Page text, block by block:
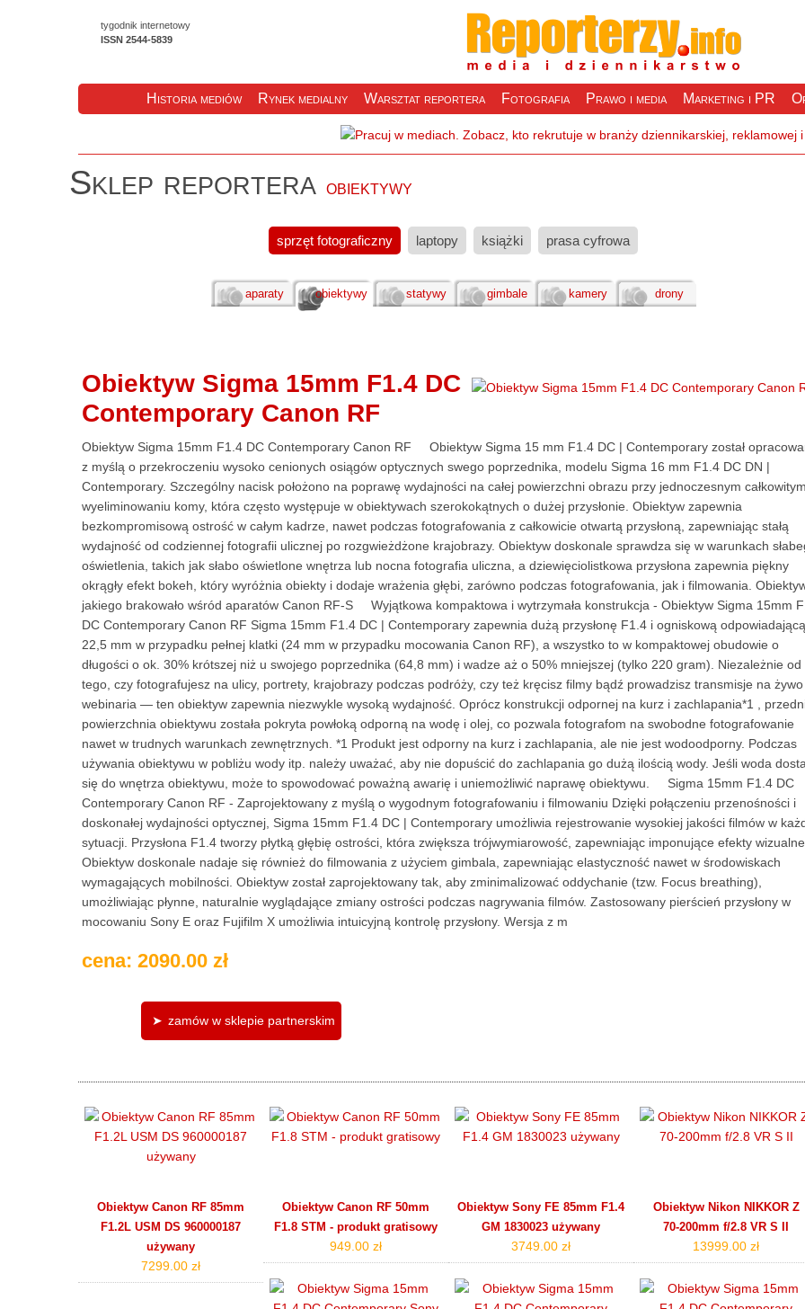
Historia mediów Rynek medialny Warsztat reportera Fotografia Prawo i media Marketing i PR
tygodnik internetowy
ISSN 2544-5839
Sklep reportera obiektywy
sprzęt fotograficzny laptopy książki prasa cyfrowa
aparaty obiektywy statywy gimbale kamery drony
Obiektyw Sigma 15mm F1.4 DC
Contemporary Canon RF
Obiektyw Sigma 15mm F1.4 DC Contemporary Canon RF Obiektyw Sigma 15 mm F1.4 DC | Contemporary został
z myślą o przekroczeniu wysoko cenionych osiągów optycznych swego poprzednika, modelu Sigma 16 mm F1.4 DC DN |
Contemporary. Szczególny nacisk położono na poprawę wydajności na całej powierzchni obrazu przy jednoczesnym całkowitym
wyeliminowaniu komy, która często występuje w obiektywach szerokokątnych o dużej przysłonie. Obiektyw zapewnia
bezkompromisową ostrość w całym kadrze, nawet podczas fotografowania z całkowicie otwartą przysłoną, zapewniając stałą
wydajność od codziennej fotografii ulicznej po rozgwieżdżone krajobrazy. Obiektyw doskonale sprawdza się w warunkach
oświetlenia, takich jak słabo oświetlone wnętrza lub nocna fotografia uliczna, a dziewięciolistkowa przysłona zapewnia piękny
okrągły efekt bokeh, który wyróżnia obiekty i dodaje wrażenia głębi, zarówno podczas fotografowania, jak i filmowania.
jakiego brakowało wśród aparatów Canon RF-S Wyjątkowa kompaktowa i wytrzymała konstrukcja - Obiektyw Sigma 15mm
DC Contemporary Canon RF Sigma 15mm F1.4 DC | Contemporary zapewnia dużą przysłonę F1.4 i ogniskową odpowiadającą
22,5 mm w przypadku pełnej klatki (24 mm w przypadku mocowania Canon RF), a wszystko to w kompaktowej obudowie o
długości o ok. 30% krótszej niż u swojego poprzednika (64,8 mm) i wadze aż o 50% mniejszej (tylko 220 gram). Niezależnie od
tego, czy fotografujesz na ulicy, portrety, krajobrazy podczas podróży, czy też kręcisz filmy bądź prowadzisz transmisje na
webinaria — ten obiektyw zapewnia niezwykle wysoką wydajność. Oprócz konstrukcji odpornej na kurz i zachlapania*1 ,
powierzchnia obiektywu została pokryta powłoką odporną na wodę i olej, co pozwala fotografom na swobodne fotografowanie
nawet w trudnych warunkach zewnętrznych. *1 Produkt jest odporny na kurz i zachlapania, ale nie jest wodoodporny. Podczas
używania obiektywu w pobliżu wody itp. należy uważać, aby nie dopuścić do zachlapania go dużą ilością wody. Jeśli woda
się do wnętrza obiektywu, może to spowodować poważną awarię i uniemożliwić naprawę obiektywu. Sigma 15mm F1.4 DC
Contemporary Canon RF - Zaprojektowany z myślą o wygodnym fotografowaniu i filmowaniu Dzięki połączeniu przenośności i
doskonałej wydajności optycznej, Sigma 15mm F1.4 DC | Contemporary umożliwia rejestrowanie wysokiej jakości filmów w
sytuacji. Przysłona F1.4 tworzy płytką głębię ostrości, która zwiększa trójwymiarowość, zapewniając imponujące efekty wizualne.
Obiektyw doskonale nadaje się również do filmowania z użyciem gimbala, zapewniając elastyczność nawet w środowiskach
wymagających mobilności. Obiektyw został zaprojektowany tak, aby zminimalizować oddychanie (tzw. Focus breathing),
umożliwiając płynne, naturalnie wyglądające zmiany ostrości podczas nagrywania filmów. Zastosowany pierścień przysłony w
mocowaniu Sony E oraz Fujifilm X umożliwia intuicyjną kontrolę przysłony. Wersja z m
cena: 2090.00 zł
zamów w sklepie partnerskim
Obiektyw Canon RF 85mm
F1.2L USM DS 960000187
używany
7299.00 zł
Obiektyw Canon RF 50mm
F1.8 STM - produkt gratisowy
949.00 zł
Obiektyw Sony FE 85mm F1.4
GM 1830023 używany
3749.00 zł
Obiektyw Nikon NIKKOR Z
70‑200mm f/2.8 VR S II
13999.00 zł